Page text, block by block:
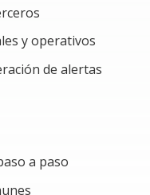
esta brecha
que utiliza la
y
y operativos
de alertas
a paso